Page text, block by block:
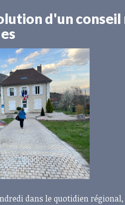
d'un conseil
dans le quotidien